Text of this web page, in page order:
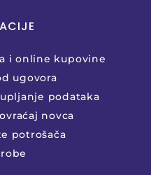
i online kupovine
ugovora
podataka
novca
potrošača